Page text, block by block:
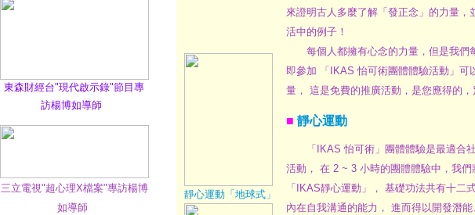
東森財經台"現代啟示錄"節目專
訪楊博如導師
三立電視"超心理X檔案"專訪楊博
如導師
靜心運動「地球式」
來證明古人多麼了解「發正念」的力量，
活中的例子！
每個人都擁有心念的力量，但是我們
即參加 「IKAS 怡可術團體體驗活動」可
量， 這是免費的推廣活動，是您應得的，
■ 靜心運動
「IKAS 怡可術」團體體驗是最適合社
活動， 在 2 ~ 3 小時的團體體驗中，我們
「IKAS靜心運動」， 基礎功法共有十二
內在自我溝通的能力， 進而得以開發潛能